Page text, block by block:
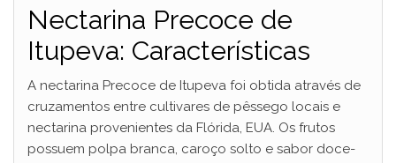
d
e
Nectarina Precoce de
Itupeva: Características
A nectarina Precoce de Itupeva foi obtida através de
cruzamentos entre cultivares de pêssego locais e
nectarina provenientes da Flórida, EUA. Os frutos
possuem polpa branca, caroço solto e sabor doce-